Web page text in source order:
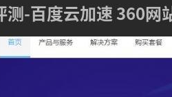
测-百度云加速 360网